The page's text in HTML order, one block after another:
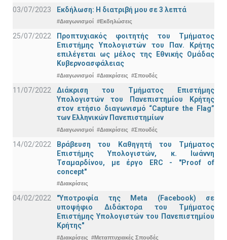
03/07/2023
Εκδήλωση: Η διατριβή μου σε 3 λεπτά
#Διαγωνισμοί #Εκδηλώσεις
25/07/2022
Προπτυχιακός φοιτητής του Τμήματος
Επιστήμης Υπολογιστών του Παν. Κρήτης
επιλέγεται ως μέλος της Εθνικής Ομάδας
Κυβερνοασφάλειας
#Διαγωνισμοί #Διακρίσεις #Σπουδές
11/07/2022
Διάκριση του Τμήματος Επιστήμης
Υπολογιστών του Πανεπιστημίου Κρήτης
στον ετήσιο διαγωνισμό “Capture the Flag”
των Ελληνικών Πανεπιστημίων
#Διαγωνισμοί #Διακρίσεις #Σπουδές
14/02/2022
Βράβευση του Καθηγητή του Τμήματος
Επιστήμης Υπολογιστών, κ. Ιωάννη
Τσαμαρδίνου, με έργο ERC - "Proof of
concept"
#Διακρίσεις
04/02/2022
"Υποτροφία της Meta (Facebook) σε
υποψήφιο Διδάκτορα του Τμήματος
Επιστήμης Υπολογιστών του Πανεπιστημίου
Κρήτης"
#Διακρίσεις #Μεταπτυχιακές Σπουδές